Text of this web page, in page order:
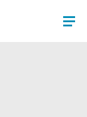
まで休業とさせていた